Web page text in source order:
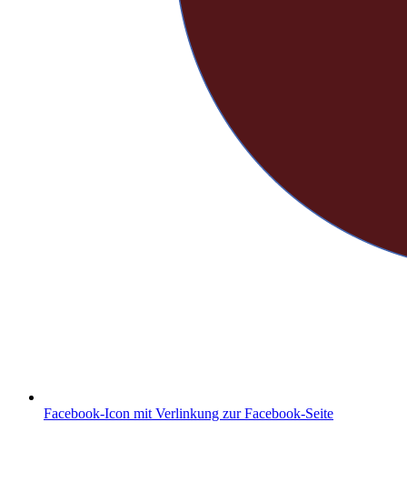
Facebook-Icon mit Verlinkung zur Facebook-Seite